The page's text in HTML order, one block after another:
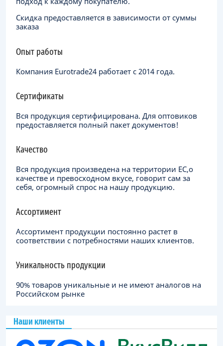
Скидка предоставляется в зависимости от суммы
заказа
Опыт работы
Компания Eurotrade24 работает с 2014 года.
Сертификаты
Вся продукция сертифицирована. Для оптовиков
предоставляется полный пакет документов!
Качество
Вся продукция произведена на территории ЕC,о
качестве и превосходном вкусе, говорит сам за
себя, огромный спрос на нашу продукцию.
Ассортимент
Ассортимент продукции постоянно растет в
соответствии с потребностями наших клиентов.
Уникальность продукции
90% товаров уникальные и не имеют аналогов на
Российском рынке
Наши клиенты